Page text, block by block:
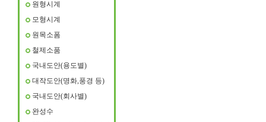
원형시계
모형시계
원목소폼
철제소품
국내도안(용도별)
대작도안(명화,풍경 등)
국내도안(회사별)
완성수